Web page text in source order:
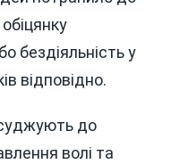
бездіяльність у
відповідно.
до
волі та